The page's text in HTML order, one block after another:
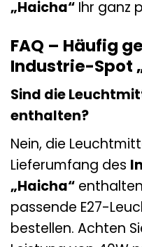
„Haicha“ Ihr ganz
FAQ – Häufig
Industrie-Spot
Sind die
enthalten?
Nein, die
Lieferumfang des
„Haicha“
passende E27-
bestellen. Achten